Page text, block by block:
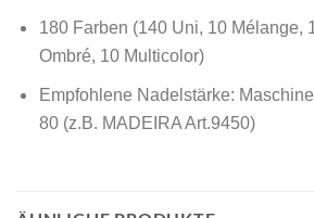
180 Farben (140 Uni, 10 Mélange,
Ombré, 10 Multicolor)
Empfohlene Nadelstärke:
80 (z.B. MADEIRA Art.9450)